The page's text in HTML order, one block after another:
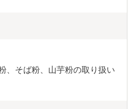
、そば粉、山芋粉の取り扱い